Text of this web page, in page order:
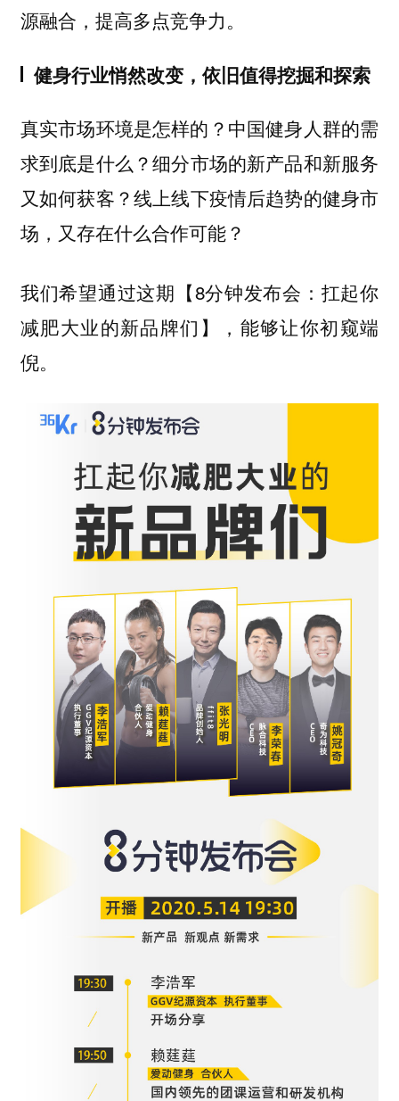
源融合，提高多点竞争力。
健身行业悄然改变，依旧值得挖掘和探索
真实市场环境是怎样的？ 中国健身人群的需
求到底是什么？细分市场的新产品和新服务
又如何获客？线上线下疫情后趋势的健身市
场，又存在什么合作可能？
我们希望通过这期【8分钟发布会：扛起你
减肥大业的新品牌们】，能够让你初窥端
倪。